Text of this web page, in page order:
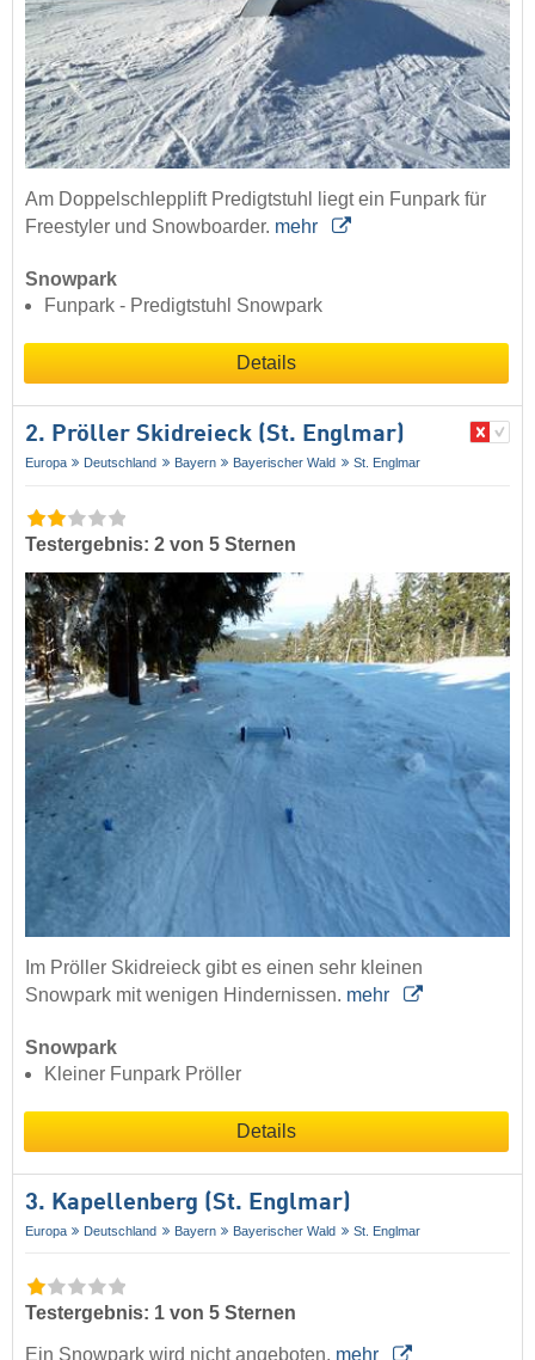
Am Doppelschlepplift Predigtstuhl liegt ein Funpark für
Freestyler und Snowboarder. mehr
Snowpark
Funpark - Predigtstuhl Snowpark
Details
2. Pröller Skidreieck (St. Englmar)
Europa Deutschland Bayern Bayerischer Wald St. Englmar
Testergebnis: 2 von 5 Sternen
Im Pröller Skidreieck gibt es einen sehr kleinen
Snowpark mit wenigen Hindernissen. mehr
Snowpark
Kleiner Funpark Pröller
Details
3. Kapellenberg (St. Englmar)
Europa Deutschland Bayern Bayerischer Wald St. Englmar
Testergebnis: 1 von 5 Sternen
Ein Snowpark wird nicht angeboten. mehr